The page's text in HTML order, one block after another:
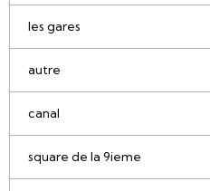
les gares
autre
canal
square de la 9ieme